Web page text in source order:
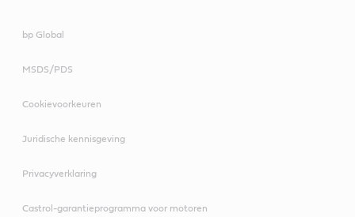
bp Global
MSDS/PDS
Cookievoorkeuren
Juridische kennisgeving
Privacyverklaring
Castrol-garantieprogramma voor motoren